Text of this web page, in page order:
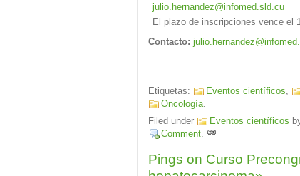
julio.hernandez@infomed.sld.cu
El plazo de inscripciones vence el
Contacto:
Etiquetas: Eventos científicos,
Oncología.
Filed under
Eventos científicos
Comment.
Pings on Curso